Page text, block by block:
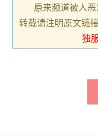
原来频道被人
转载请注明原文链接
独